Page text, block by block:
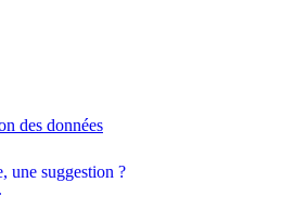
des données
une suggestion ?